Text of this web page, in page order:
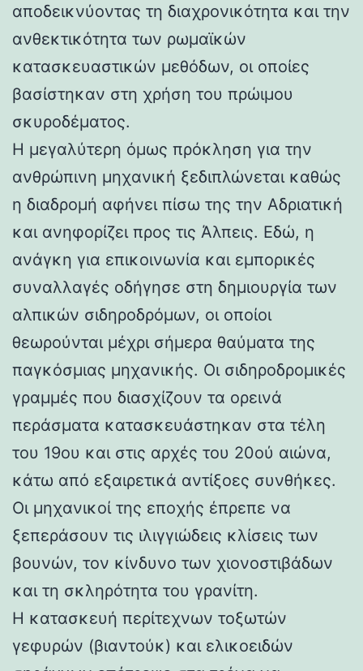
αποδεικνύοντας τη διαχρονικότητα και την
ανθεκτικότητα των ρωμαϊκών
κατασκευαστικών μεθόδων, οι οποίες
βασίστηκαν στη χρήση του πρώιμου
σκυροδέματος.
Η μεγαλύτερη όμως πρόκληση για την
ανθρώπινη μηχανική ξεδιπλώνεται καθώς
η διαδρομή αφήνει πίσω της την Αδριατική
και ανηφορίζει προς τις Άλπεις. Εδώ, η
ανάγκη για επικοινωνία και εμπορικές
συναλλαγές οδήγησε στη δημιουργία των
αλπικών σιδηροδρόμων, οι οποίοι
θεωρούνται μέχρι σήμερα θαύματα της
παγκόσμιας μηχανικής. Οι σιδηροδρομικές
γραμμές που διασχίζουν τα ορεινά
περάσματα κατασκευάστηκαν στα τέλη
του 19ου και στις αρχές του 20ού αιώνα,
κάτω από εξαιρετικά αντίξοες συνθήκες.
Οι μηχανικοί της εποχής έπρεπε να
ξεπεράσουν τις ιλιγγιώδεις κλίσεις των
βουνών, τον κίνδυνο των χιονοστιβάδων
και τη σκληρότητα του γρανίτη.
Η κατασκευή περίτεχνων τοξωτών
γεφυρών (βιαντούκ) και ελικοειδών